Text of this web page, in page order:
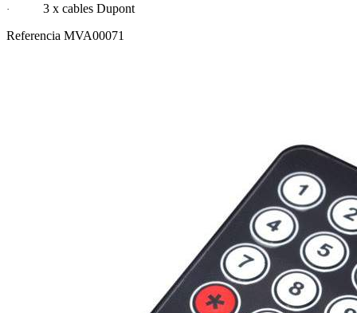
·
3 x cables Dupont
Referencia MVA00071